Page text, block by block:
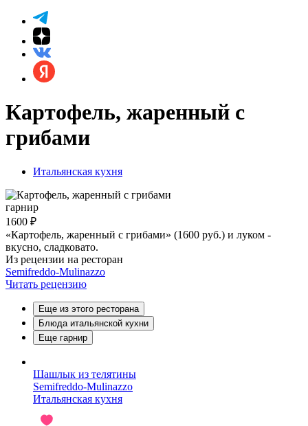
Картофель, жаренный с
грибами
Итальянская кухня
гарнир
1600 ₽
«Картофель, жаренный с грибами» (1600 руб.) и луком -
вкусно, сладковато.
Из рецензии на ресторан
Semifreddo-Mulinazzo
Читать рецензию
Еще из этого ресторана
Блюда итальянской кухни
Еще гарнир
Шашлык из телятины
Semifreddo-Mulinazzo
Итальянская кухня